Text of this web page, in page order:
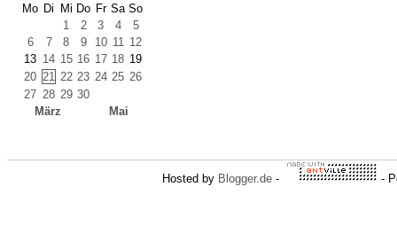
Mo Di Mi Do Fr Sa So
1
2 3 4
5
6
7 8 9 10 11
12
13 14 15 16 17 18 19
20 21 22 23 24 25 26
27 28 29 30
März
Mai
Hosted by Blogger.de- -